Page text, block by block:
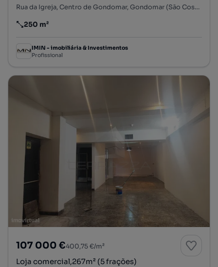
Rua da Igreja, Centro de Gondomar, Gondomar (São Cosme), Valbom e Jovim, Gondomar, Porto
Preço por metro quadrado
250 m²
IMIN - imobiliária & Investimentos
Profissional
107 000 €400,75 €/m²
Loja comercial,267m² (5 frações)